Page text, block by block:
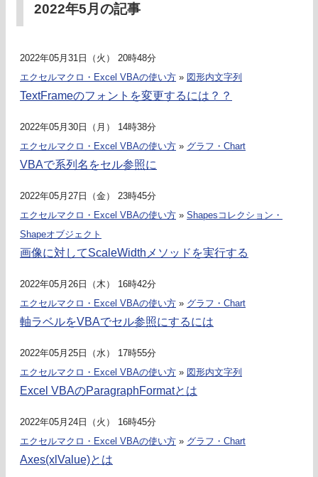
2022年5月の記事
2022年05月31日（火） 20時48分
エクセルマクロ・Excel VBAの使い方 » 図形内文字列
TextFrameのフォントを変更するには？？
2022年05月30日（月） 14時38分
エクセルマクロ・Excel VBAの使い方 » グラフ・Chart
VBAで系列名をセル参照に
2022年05月27日（金） 23時45分
エクセルマクロ・Excel VBAの使い方 » Shapesコレクション・
Shapeオブジェクト
画像に対してScaleWidthメソッドを実行する
2022年05月26日（木） 16時42分
エクセルマクロ・Excel VBAの使い方 » グラフ・Chart
軸ラベルをVBAでセル参照にするには
2022年05月25日（水） 17時55分
エクセルマクロ・Excel VBAの使い方 » 図形内文字列
Excel VBAのParagraphFormatとは
2022年05月24日（火） 16時45分
エクセルマクロ・Excel VBAの使い方 » グラフ・Chart
Axes(xlValue)とは